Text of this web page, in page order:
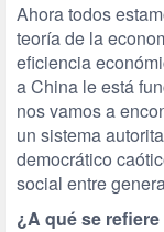
Ahora todos
teoría de la
eficiencia
a China le está
nos vamos a
un sistema
democrático
social entre
¿A qué se